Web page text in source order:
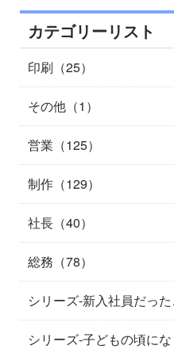
カテゴリーリスト
印刷（25）
その他（1）
営業（125）
制作（129）
社長（40）
総務（78）
シリーズ-新入社員だった
シリーズ-子どもの頃に